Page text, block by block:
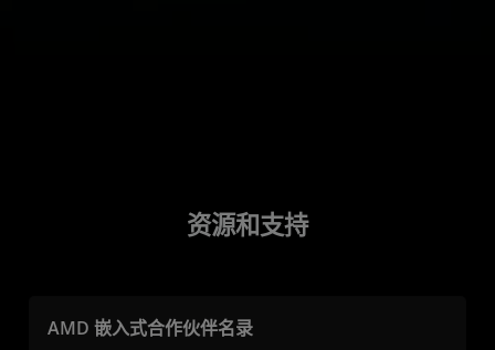
资源和支持
AMD 嵌入式合作伙伴名录